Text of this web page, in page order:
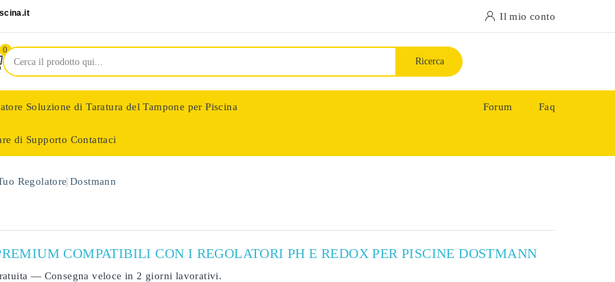
Il mio conto
0
Ricerca
Soluzione di Taratura del Tampone per Piscina
di Supporto Contattaci
Forum Faq
Regolatore Dostmann
COMPATIBILI CON I REGOLATORI PH E REDOX PER PISCINE DOSTMANN
— Consegna veloce in 2 giorni lavorativi.